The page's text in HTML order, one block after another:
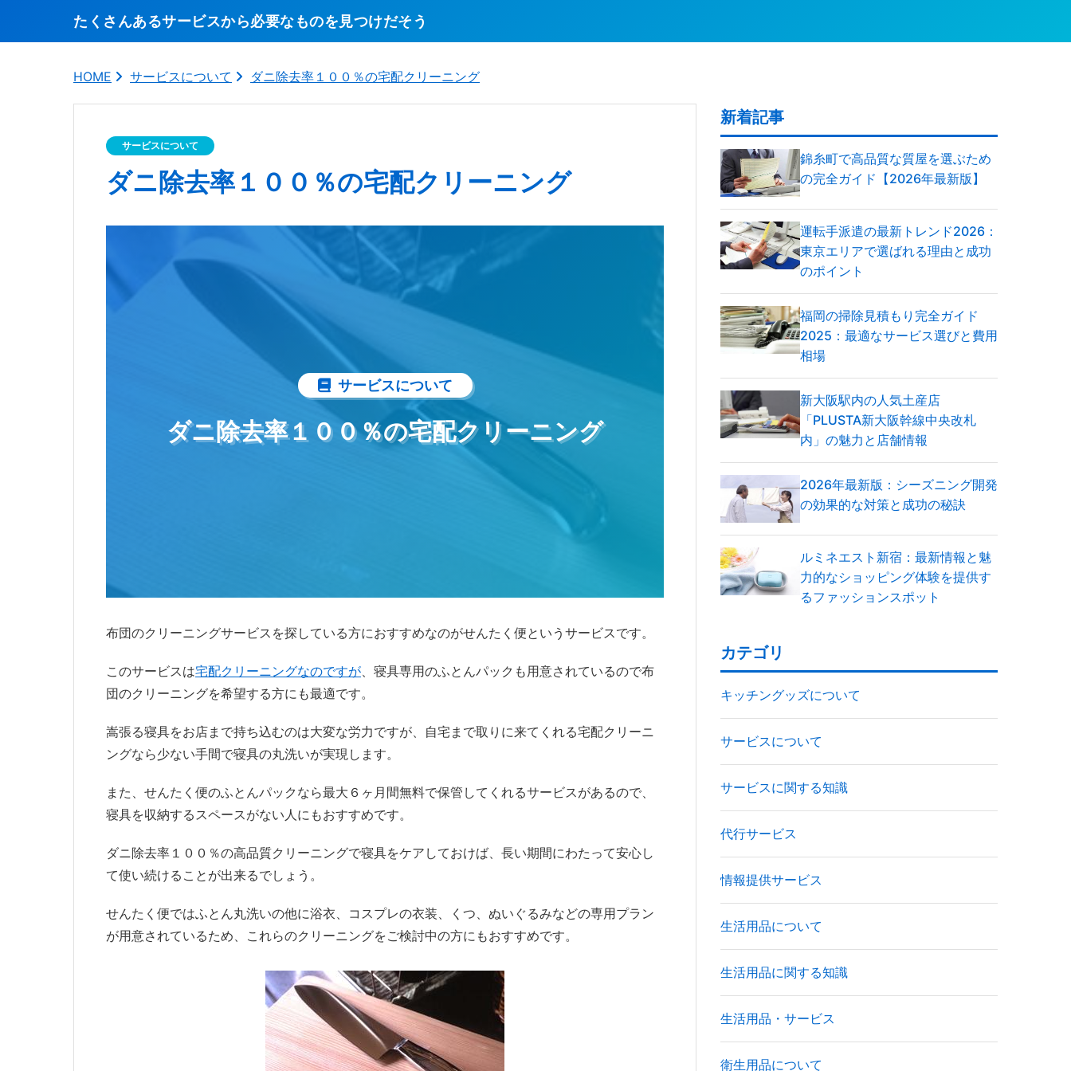
たくさんあるサービスから必要なものを見つけだそう
HOME サービスについて ダニ除去率１００％の宅配クリーニング
サービスについて
ダニ除去率１００％の宅配クリーニング
サービスについて
ダニ除去率１００％の宅配クリーニング
布団のクリーニングサービスを探している方におすすめなのがせんたく便というサービスです。
このサービスは宅配クリーニングなのですが 、寝具専用のふとんパックも用意されているので布
団のクリーニングを希望する方にも最適です。
嵩張る寝具をお店まで持ち込むのは大変な労力ですが、自宅まで取りに来てくれる宅配クリーニ
ングなら少ない手間で寝具の丸洗いが実現します。
また、せんたく便のふとんパックなら最大６ヶ月間無料で保管してくれるサービスがあるので、
寝具を収納するスペースがない人にもおすすめです。
ダニ除去率１００％の高品質クリーニングで寝具をケアしておけば、長い期間にわたって安心し
て使い続けることが出来るでしょう。
せんたく便ではふとん丸洗いの他に浴衣、コスプレの衣装、くつ、ぬいぐるみなどの専用プラン
が用意されているため、これらのクリーニングをご検討中の方にもおすすめです。
新着記事
錦糸町で高品質な質屋を選ぶため
の完全ガイド【2026年最新版】
運転手派遣の最新トレンド2026：
東京エリアで選ばれる理由と成功
のポイント
福岡の掃除見積もり完全ガイド
2025：最適なサービス選びと費用
相場
新大阪駅内の人気土産店
「PLUSTA新大阪幹線中央改札
内」の魅力と店舗情報
2026年最新版：シーズニング開発
の効果的な対策と成功の秘訣
ルミネエスト新宿：最新情報と魅
力的なショッピング体験を提供す
るファッションスポット
カテゴリ
キッチングッズについて
サービスについて
サービスに関する知識
代行サービス
情報提供サービス
生活用品について
生活用品に関する知識
生活用品・サービス
衛生用品について